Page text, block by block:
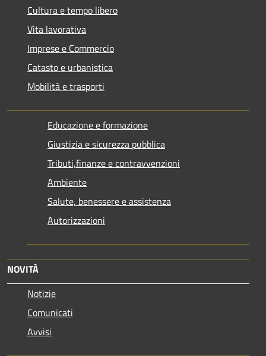
Cultura e tempo libero
Vita lavorativa
Imprese e Commercio
Catasto e urbanistica
Mobilità e trasporti
Educazione e formazione
Giustizia e sicurezza pubblica
Tributi,finanze e contravvenzioni
Ambiente
Salute, benessere e assistenza
Autorizzazioni
NOVITÀ
Notizie
Comunicati
Avvisi